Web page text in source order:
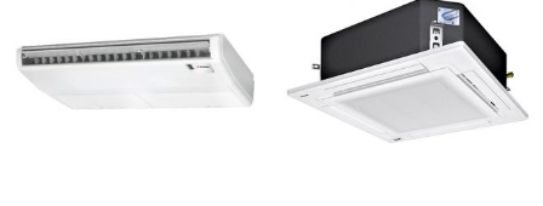
₫ 6.850.000.
₫ 36.100.000.